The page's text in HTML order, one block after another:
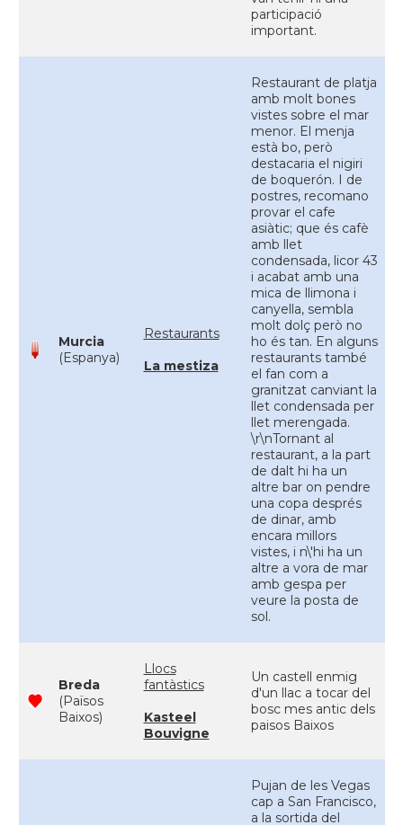
participació
important.
Murcia
(Espanya)
Restaurants
La mestiza
Restaurant de platja
amb molt bones
vistes sobre el mar
menor. El menja
està bo, però
destacaria el nigiri
de boquerón. I de
postres, recomano
provar el cafe
asiàtic; que és cafè
amb llet
condensada, licor 43
i acabat amb una
mica de llimona i
canyella, sembla
molt dolç però no
ho és tan. En alguns
restaurants també
el fan com a
granitzat canviant la
llet condensada per
llet merengada.
\r\nTornant al
restaurant, a la part
de dalt hi ha un
altre bar on pendre
una copa després
de dinar, amb
encara millors
vistes, i n\'hi ha un
altre a vora de mar
amb gespa per
veure la posta de
sol.
Breda
(Països
Baixos)
Llocs
fantàstics
Kasteel
Bouvigne
Un castell enmig
d'un llac a tocar del
bosc mes antic dels
paisos Baixos
Pujan de les Vegas
cap a San Francisco,
a la sortida del